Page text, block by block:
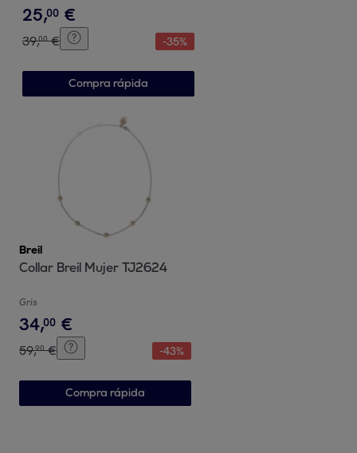
25,00 €
39,00 € -35%
Compra rápida
Breil
Collar Breil Mujer TJ2624
Gris
34,00 €
59,90 € -43%
Compra rápida